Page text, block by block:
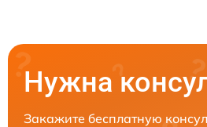
Нужна
Закажите бесплатную